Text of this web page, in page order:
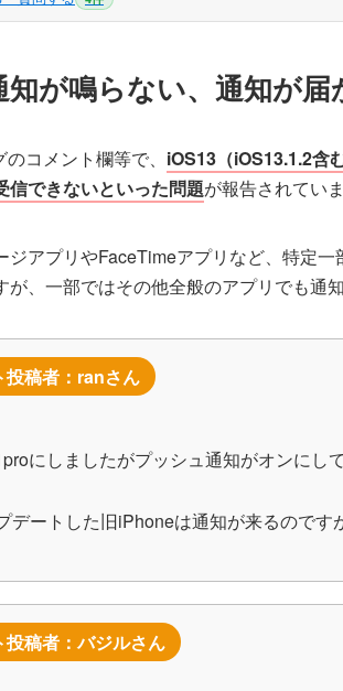
知が鳴らない、通知が
コメント欄等で、 iOS13（iOS13.1.2含
信できないといった問題が報告されていま
ジアプリやFaceTimeアプリなど、特定
が、一部ではその他全般のアプリでも通
投稿者：ranさん
にしましたがプッシュ通知がオンにし
デートした旧iPhoneは通知が来るので
投稿者：バジルさん